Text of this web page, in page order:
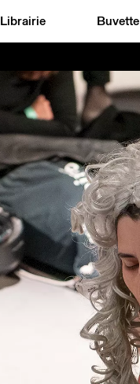
Librairie Buvette